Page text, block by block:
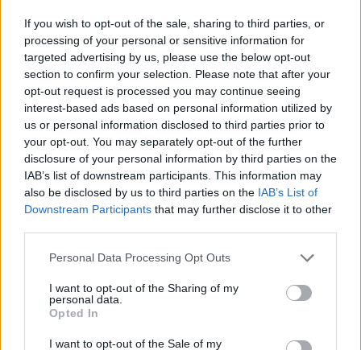
If you wish to opt-out of the sale, sharing to third parties, or
processing of your personal or sensitive information for
targeted advertising by us, please use the below opt-out
section to confirm your selection. Please note that after your
opt-out request is processed you may continue seeing
interest-based ads based on personal information utilized by
us or personal information disclosed to third parties prior to
your opt-out. You may separately opt-out of the further
disclosure of your personal information by third parties on the
IAB’s list of downstream participants. This information may
also be disclosed by us to third parties on the IAB’s List of
Downstream Participants that may further disclose it to other
Personal Data Processing Opt Outs
I want to opt-out of the Sharing of my
personal data.
Opted In
I want to opt-out of the Sale of my
INSURANCE S.A., CROMAR, HELLAS DIRECT, HOOLIE
FOUNDATION PET INSURANCE, INFOTRUST S.A.,
INSURANCE BEAT, INTERLIFE, KARAVIAS
UNDEWRITING AGENCY, WISE DAEDALUS
SILVER:EXPERTO CREDE CONSULTANTS, EXTRA
ASSISTANCE, ΟΡΙΖΩΝ 1964 Α.Α.Ε.Ζ
BRONZE:AMB INSURANCE BROKER, BIZMAN.GR,
E.N. MANOS, SOEASY INSURANCE, NGN
AUTOPROTECT, TZORTZIS S.A.
Το Συνέδριο διεξάγεται υπό την Αιγίδα των:
Περιφέρεια Κεντρικής Μακεδονίας, ΠΟΑΔ, ΠΣΑΣ,
ΣΔΑΕ